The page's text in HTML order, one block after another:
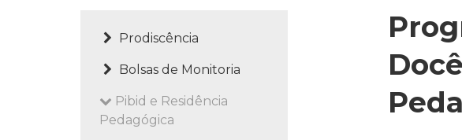
Prodiscência
Bolsas de Monitoria
Pibid e Residência
Pedagógica